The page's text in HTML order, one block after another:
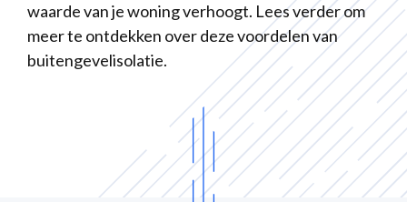
waarde van je woning verhoogt. Lees verder om
meer te ontdekken over deze voordelen van
buitengevelisolatie.